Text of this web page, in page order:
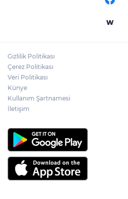
Gizlilik Politikası
Çerez Politikası
Veri Politikası
Künye
Kullanım Şartnamesi
İletişim